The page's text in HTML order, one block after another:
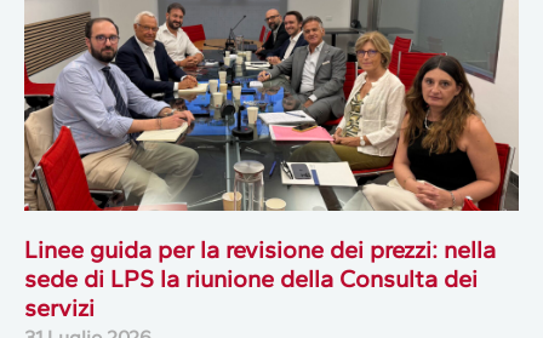
Linee guida per la revisione dei prezzi: nella
sede di LPS la riunione della Consulta dei
servizi